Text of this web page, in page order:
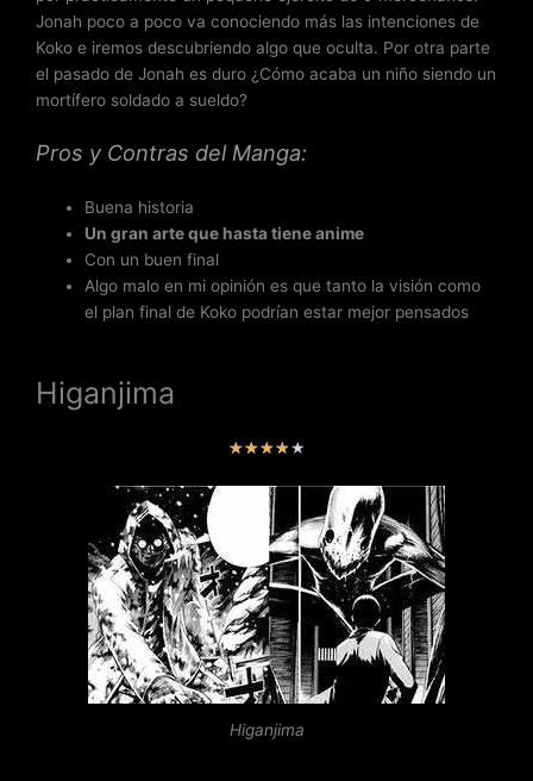
Jonah poco a poco va conociendo más las intenciones de
Koko e iremos descubriendo algo que oculta. Por otra parte
el pasado de Jonah es duro ¿Cómo acaba un niño siendo un
mortífero soldado a sueldo?
Pros y Contras del Manga:
Buena historia
Un gran arte que hasta tiene anime
Con un buen final
Algo malo en mi opinión es que tanto la visión como
el plan final de Koko podrían estar mejor pensados
Higanjima
★★★★★V
o
r
a
d
c
o
n
Higanjima